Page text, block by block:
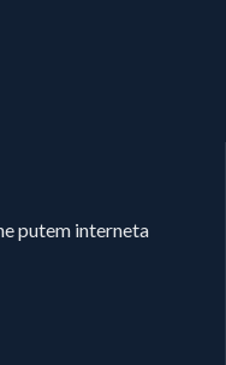
putem interneta